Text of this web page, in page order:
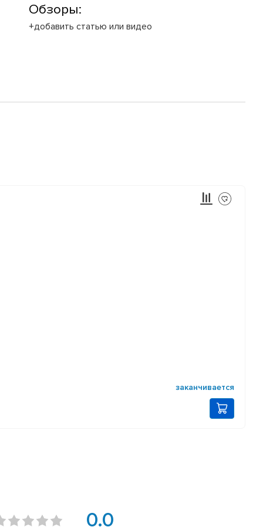
Обзоры:
+добавить статью или видео
заканчивается
0.0